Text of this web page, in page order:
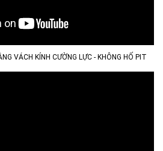
VÁCH KÍNH CƯỜNG LỰC - KHÔNG HỐ PIT